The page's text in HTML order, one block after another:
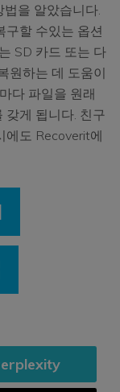
을 알았습니다.
구할 수있는 옵션
SD 카드 또는 다
원하는 데 도움이
다 파일을 원래
갖게 됩니다. 친구
에도 Recoverit에